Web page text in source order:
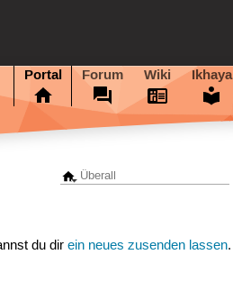
Portal Forum Wiki Ikhaya
du direin neues zusenden lassen.